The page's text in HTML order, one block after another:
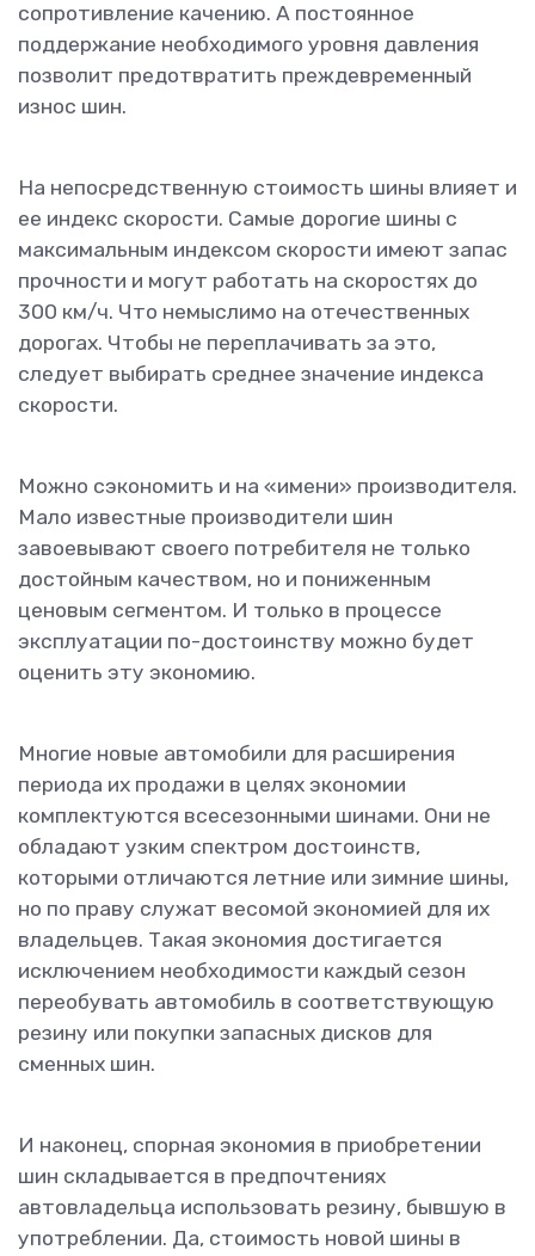
сопротивление качению. А постоянное
поддержание необходимого уровня давления
позволит предотвратить преждевременный
износ шин.
На непосредственную стоимость шины влияет и
ее индекс скорости. Самые дорогие шины с
максимальным индексом скорости имеют запас
прочности и могут работать на скоростях до
300 км/ч. Что немыслимо на отечественных
дорогах. Чтобы не переплачивать за это,
следует выбирать среднее значение индекса
скорости.
Можно сэкономить и на «имени» производителя.
Мало известные производители шин
завоевывают своего потребителя не только
достойным качеством, но и пониженным
ценовым сегментом. И только в процессе
эксплуатации по-достоинству можно будет
оценить эту экономию.
Многие новые автомобили для расширения
периода их продажи в целях экономии
комплектуются всесезонными шинами. Они не
обладают узким спектром достоинств,
которыми отличаются летние или зимние шины,
но по праву служат весомой экономией для их
владельцев. Такая экономия достигается
исключением необходимости каждый сезон
переобувать автомобиль в соответствующую
резину или покупки запасных дисков для
сменных шин.
И наконец, спорная экономия в приобретении
шин складывается в предпочтениях
автовладельца использовать резину, бывшую в
употреблении. Да, стоимость новой шины в